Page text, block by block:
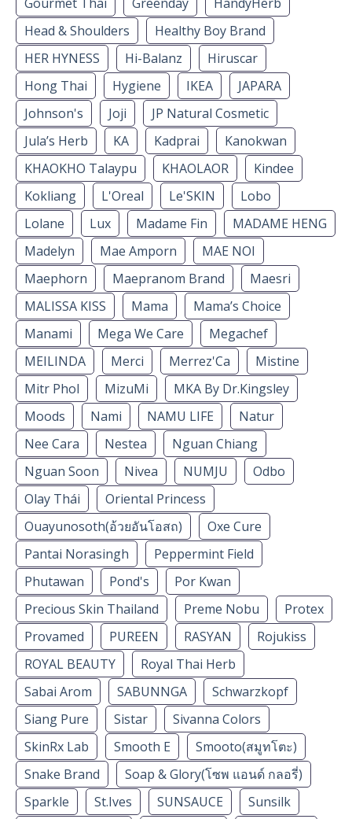
Head & Shoulders
Healthy Boy Brand
HER HYNESS
Hi-Balanz
Hiruscar
Hong Thai
Hygiene IKEA
JAPARA
Johnson's
Joji
JP Natural Cosmetic
Jula’s Herb
KA Kadprai
Kanokwan
KHAOKHO Talaypu
KHAOLAOR
Kindee
Kokliang
L'Oreal Le'SKIN
Lobo
Lolane
Lux Madame Fin
MADAME HENG
Madelyn
Mae Amporn
MAE NOI
Maephorn
Maepranom Brand
Maesri
MALISSA KISS
Mama
Mama’s Choice
Manami
Mega We Care
Megachef
MEILINDA
Merci Merrez'Ca
Mistine
Mitr Phol
MizuMi
MKA By Dr.Kingsley
Moods
Nami NAMU LIFE
Natur
Nee Cara
Nestea
Nguan Chiang
Nguan Soon
Nivea NUMJU
Odbo
Olay Thái
Oriental Princess
Ouayunosoth(อ้วยอันโอสถ)
Oxe Cure
Pantai Norasingh
Peppermint Field
Phutawan
Pond's
Por Kwan
Precious Skin Thailand
Preme Nobu
Protex
Provamed
PUREEN RASYAN
Rojukiss
ROYAL BEAUTY
Royal Thai Herb
Sabai Arom
SABUNNGA
Schwarzkopf
Siang Pure
Sistar
Sivanna Colors
SkinRx Lab
Smooth E
Smooto(สมูทโตะ)
Snake Brand
Soap & Glory(โซพ แอนด์ กลอรี่)
Sparkle
St.Ives SUNSAUCE
Sunsilk